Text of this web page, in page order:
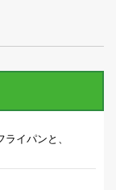
イパンと、